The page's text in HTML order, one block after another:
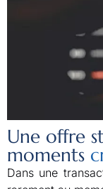
Une offre
moments
Dans une